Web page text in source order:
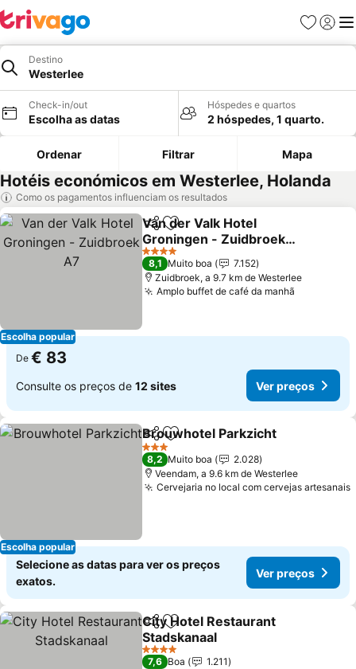
Favoritos
Iniciar
Destino
Westerlee
Check-in/out
Escolha as datas
Hóspedes e quartos
2 hóspedes, 1 quarto.
Ordenar Filtrar Mapa
Hotéis económicos em Westerlee, Holanda
Como os pagamentos influenciam os resultados
Escolha popular
PartilharAdicionar aos favoritos
Van der Valk Hotel
Groningen - Zuidbroek
A7
4 Estrelas
8,1 Muito boa
7.152
Zuidbroek, a 9.7 km de Westerlee
Amplo buffet de café da manhã
De € 83
Consulte os preços de 12 sites Ver preços
Escolha popular
PartilharAdicionar aos favoritos
Brouwhotel Parkzicht
3 Estrelas
8,2 Muito boa
2.028
Veendam, a 9.6 km de Westerlee
Cervejaria no local com cervejas artesanais
Selecione as datas para ver os preços
exatos.
Ver preços
PartilharAdicionar aos favoritos
City Hotel Restaurant
Stadskanaal
4 Estrelas
7,6 Boa
1.211